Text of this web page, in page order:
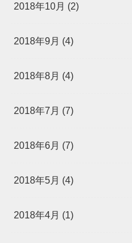
2018年10月 (2)
2018年9月 (4)
2018年8月 (4)
2018年7月 (7)
2018年6月 (7)
2018年5月 (4)
2018年4月 (1)